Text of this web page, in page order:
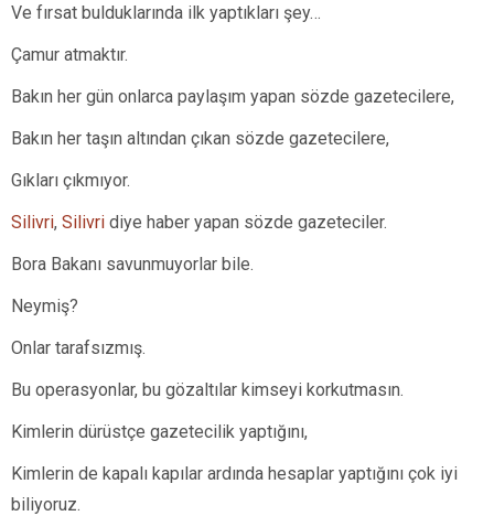
Ve fırsat bulduklarında ilk yaptıkları şey…
Çamur atmaktır.
Bakın her gün onlarca paylaşım yapan sözde gazetecilere,
Bakın her taşın altından çıkan sözde gazetecilere,
Gıkları çıkmıyor.
Silivri, Silivri diye haber yapan sözde gazeteciler.
Bora Bakanı savunmuyorlar bile.
Neymiş?
Onlar tarafsızmış.
Bu operasyonlar, bu gözaltılar kimseyi korkutmasın.
Kimlerin dürüstçe gazetecilik yaptığını,
Kimlerin de kapalı kapılar ardında hesaplar yaptığını çok iyi
biliyoruz.